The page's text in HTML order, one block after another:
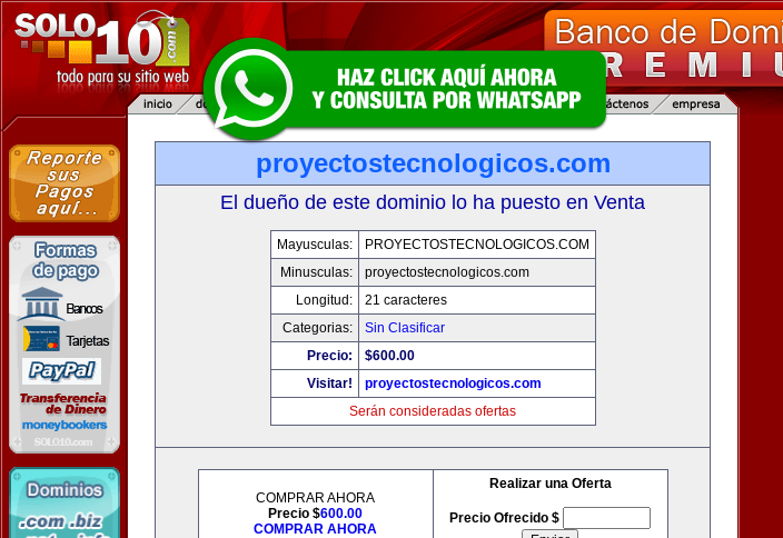
proyectostecnologicos.com
El dueño de este dominio lo ha puesto en Venta
Mayusculas:
PROYECTOSTECNOLOGICOS.COM
Minusculas:
proyectostecnologicos.com
Longitud:
21 caracteres
Categorias:
Sin Clasificar
Precio:
$600.00
Visitar!
proyectostecnologicos.com
Serán consideradas ofertas
COMPRAR AHORA
Precio $600.00
COMPRAR AHORA
Realizar una Oferta
Precio Ofrecido $